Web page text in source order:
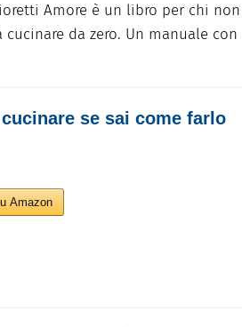
Amore è un libro per chi non
da zero. Un manuale con
se sai come farlo
Amazon